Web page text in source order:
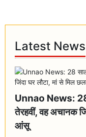
Latest News
Unnao News: 28
तेरहवीं, वह अचानक
आंसू